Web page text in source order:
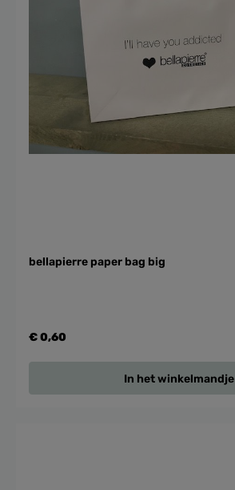
bellapierre paper bag big
€ 0,60
In het winkelmandje